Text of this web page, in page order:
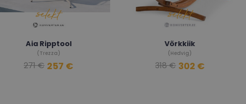
Aia Ripptool
(Trezza)
271 € 257 €
Võrkkiik
(Hedvig)
318 € 302 €